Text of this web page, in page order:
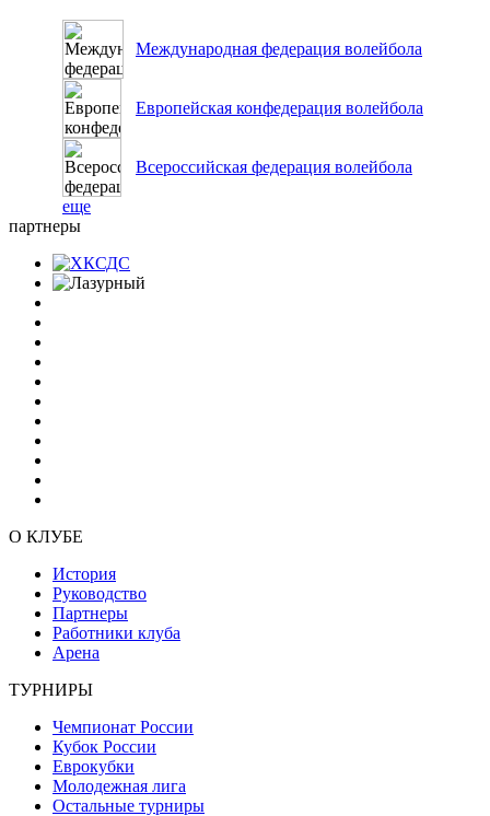
Международная федерация волейбола
Европейская конфедерация волейбола
Всероссийская федерация волейбола
еще
партнеры
О КЛУБЕ
История
Руководство
Партнеры
Работники клуба
Арена
ТУРНИРЫ
Чемпионат России
Кубок России
Еврокубки
Молодежная лига
Остальные турниры